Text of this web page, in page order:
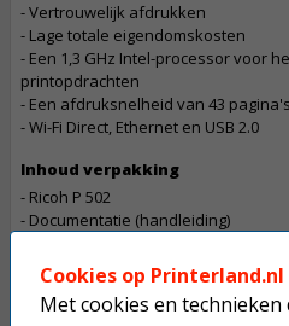
- Vertrouwelijk afdrukken
- Lage totale eigendomskosten
- Een 1,3 GHz Intel-processor voor
printopdrachten
- Een afdruksnelheid van 43
- Wi-Fi Direct, Ethernet en USB 2.0
Inhoud verpakking
- Ricoh P 502
- Documentatie (handleiding)
Let op
De betaling van een bestelling die
Dit product mag maximaal 1 keer
Cookies op Printerland.nl
Met cookies en